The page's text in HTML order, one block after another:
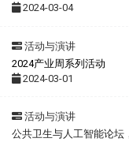
2024-03-04
活动与演讲
2024产业周系列活动
2024-03-01
活动与演讲
公共卫生与人工智能论坛